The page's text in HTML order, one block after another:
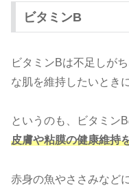
ビタミンB
ビタミンBは不足しが
な肌を維持したいとき
というのも、ビタミン
皮膚や粘膜の健康維持
赤身の魚やささみなど